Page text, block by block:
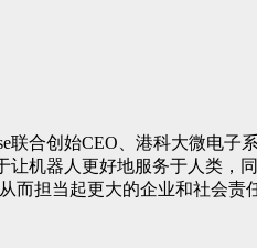
联合创始CEO、港科大微电
让机器人更好地服务于人类
而担当起更大的企业和社会责